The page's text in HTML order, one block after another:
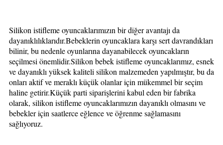
Silikon istifleme oyuncaklarımızın bir diğer avantajı da
dayanıklılıklarıdır.Bebeklerin oyuncaklara karşı sert davrandıkları
bilinir, bu nedenle oyunlarına dayanabilecek oyuncakların
seçilmesi önemlidir.Silikon bebek istifleme oyuncaklarımız, esnek
ve dayanıklı yüksek kaliteli silikon malzemeden yapılmıştır, bu da
onları aktif ve meraklı küçük olanlar için mükemmel bir seçim
haline getirir.Küçük parti siparişlerini kabul eden bir fabrika
olarak, silikon istifleme oyuncaklarımızın dayanıklı olmasını ve
bebekler için saatlerce eğlence ve öğrenme sağlamasını
sağlıyoruz.